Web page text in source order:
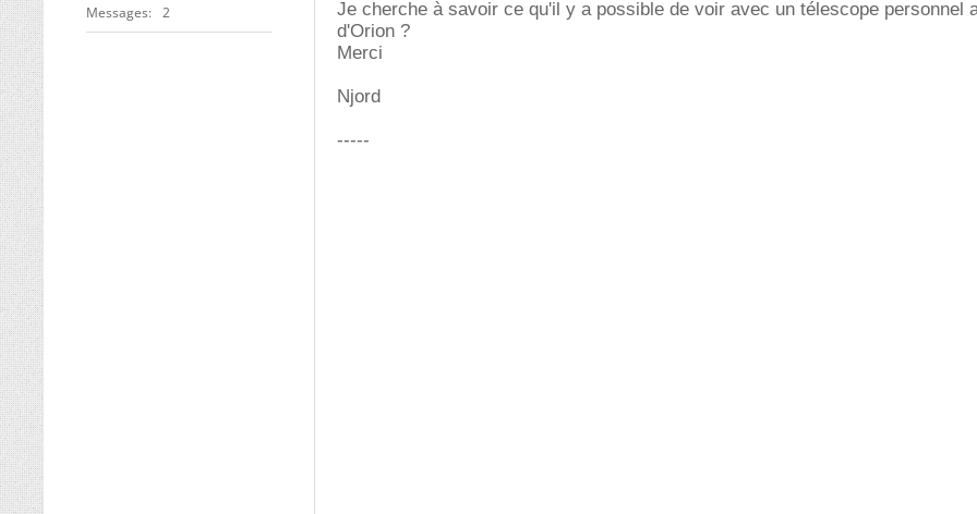
Messages 2
Je cherche à savoir ce qu'il y a possible de voir avec un télescope personnel
d'Orion ?
Merci
Njord
-----